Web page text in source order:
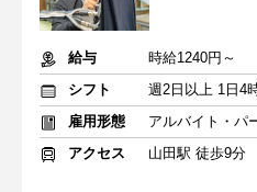
給与
時給1240円～
シフト
雇用形態
アルバイト・パ
アクセス
山田駅 徒歩9分